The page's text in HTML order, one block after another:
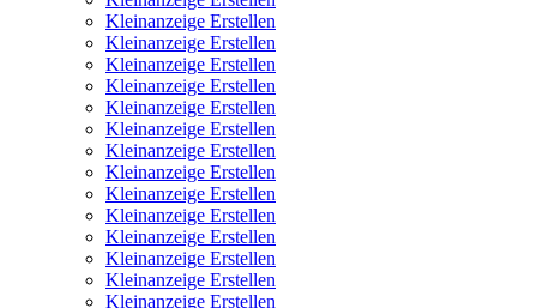
Kleinanzeige Erstellen
Kleinanzeige Erstellen
Kleinanzeige Erstellen
Kleinanzeige Erstellen
Kleinanzeige Erstellen
Kleinanzeige Erstellen
Kleinanzeige Erstellen
Kleinanzeige Erstellen
Kleinanzeige Erstellen
Kleinanzeige Erstellen
Kleinanzeige Erstellen
Kleinanzeige Erstellen
Kleinanzeige Erstellen
Kleinanzeige Erstellen